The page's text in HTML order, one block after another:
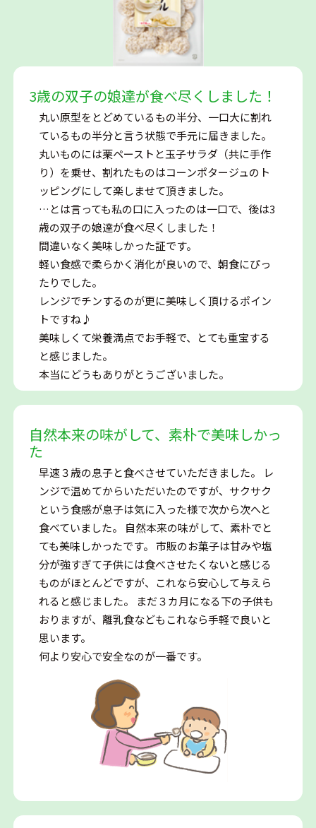
3歳の双子の娘達が食べ尽くしました！
丸い原型をとどめているもの半分、一口大に割れ
ているもの半分と言う状態で手元に届きました。
丸いものには栗ペーストと玉子サラダ（共に手作
り）を乗せ、割れたものはコーンポタージュのト
ッピングにして楽しませて頂きました。
…とは言っても私の口に入ったのは一口で、後は3
歳の双子の娘達が食べ尽くしました！
間違いなく美味しかった証です。
軽い食感で柔らかく消化が良いので、朝食にぴっ
たりでした。
レンジでチンするのが更に美味しく頂けるポイン
トですね♪
美味しくて栄養満点でお手軽で、とても重宝する
と感じました。
本当にどうもありがとうございました。
自然本来の味がして、素朴で美味しかっ
た
早速３歳の息子と食べさせていただきました。 レ
ンジで温めてからいただいたのですが、サクサク
という食感が息子は気に入った様で次から次へと
食べていました。 自然本来の味がして、素朴でと
ても美味しかったです。 市販のお菓子は甘みや塩
分が強すぎて子供には食べさせたくないと感じる
ものがほとんどですが、これなら安心して与えら
れると感じました。 まだ３カ月になる下の子供も
おりますが、離乳食などもこれなら手軽で良いと
思います。
何より安心で安全なのが一番です。